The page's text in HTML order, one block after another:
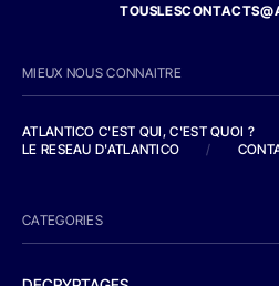
MIEUX NOUS CONNAITRE
ATLANTICO C'EST QUI, C'EST QUOI ?
LE RESEAU D'ATLANTICO
/
CATEGORIES